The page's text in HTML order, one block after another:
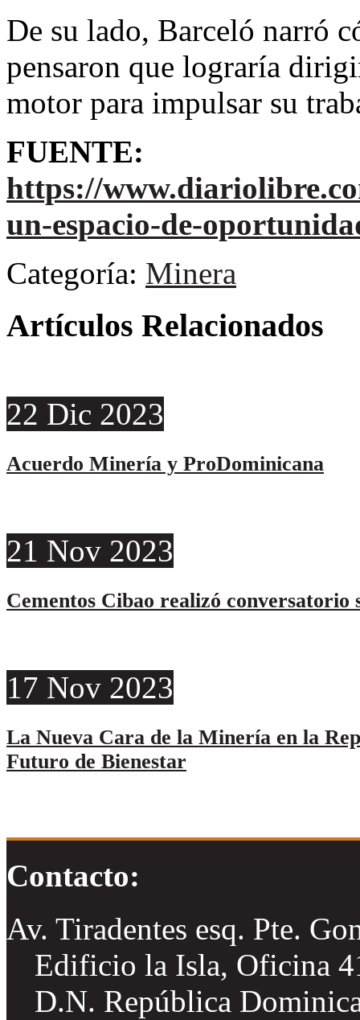
De su lado, Barceló narró
pensaron que lograría
motor para impulsar su
FUENTE:
https://
un-espacio-de-
Categoría: Minera
Artículos Relacionados
22 Dic 2023
Acuerdo Minería y ProDominicana
21 Nov 2023
Cementos Cibao realizó conversatorio
17 Nov 2023
La Nueva Cara de la Minería en la
Futuro de Bienestar
Contacto:
Av. Tiradentes esq. Pte.
Edificio la Isla, Oficina
D.N. República